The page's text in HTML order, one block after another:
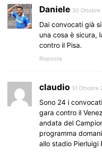
Daniele 30 Ottobre
Dai convocati già
una cosa è sicura,
contro il Pisa.
Risposta
claudio 31 Ottobre
Sono 24 i
gara contro il
andata del
programma
allo stadio Pierluigi